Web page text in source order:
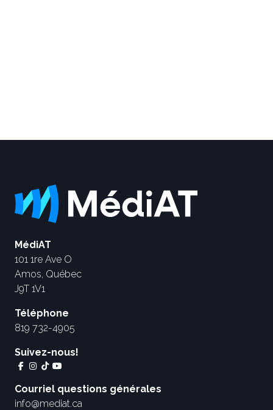
MédiAT
101 1re Ave O
Amos, Québec
J9T 1V1
Téléphone
819 732-4905
Suivez-nous!
Courriel questions générales
info@mediat.ca